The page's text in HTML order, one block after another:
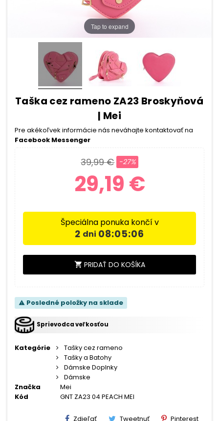
Tap to expand
Taška cez rameno ZA23 Broskyňová
| Mei
Pre akékoľvek informácie nás neváhajte kontaktovať na
Facebook Messenger
29,19 €
39,99 € -27%
Špeciálna ponuka končí v
2 dni 08:05:06
shopping_cart PRIDAŤ DO KOŠÍKA
warning Posledné položky na sklade
Sprievodca veľkosťou
Kategórie
Tašky cez rameno
Tašky a Batohy
Dámske Doplnky
Dámske
Značka
Mei
Kód
GNT ZA23 04 PEACH MEI
Zdieľať Tweetnuť Pinterest